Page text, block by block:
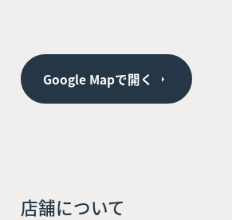
Google Mapで開く
店舗について